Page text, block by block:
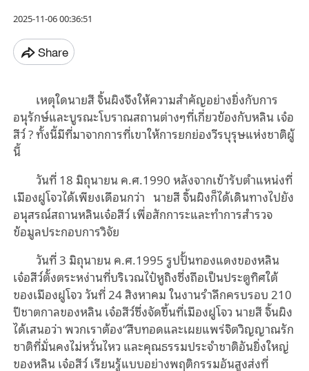
2025-11-06 00:36:51
Share
เหตุใดนายสี จิ้นผิงจึงให้ความสำคัญอย่างยิ่งกับการ
อนุรักษ์และบูรณะโบราณสถานต่างๆที่เกี่ยวข้องกับหลิน เจ๋อ
สีว์ ? ทั้งนี้มีที่มาจากการที่เขาให้การยกย่องวีรบุรุษแห่งชาติผู้
นี้
วันที่ 18 มิถุนายน ค.ศ.1990 หลังจากเข้ารับตำแหน่งที่
เมืองฝูโจวได้เพียงเดือนกว่า นายสี จิ้นผิงก็ได้เดินทางไปยัง
อนุสรณ์สถานหลินเจ๋อสีว์ เพื่อสักการะและทำการสำรวจ
ข้อมูลประกอบการวิจัย
วันที่ 3 มิถุนายน ค.ศ.1995 รูปปั้นทองแดงของหลิน
เจ๋อสีว์ตั้งตระหง่านที่บริเวณไป๋หูถิงซึ่งถือเป็นประตูทิศใต้
ของเมืองฝูโจว วันที่ 24 สิงหาคม ในงานรำลึกครบรอบ 210
ปีชาตกาลของหลิน เจ๋อสีว์ซึ่งจัดขึ้นที่เมืองฝูโจว นายสี จิ้นผิง
ได้เสนอว่า พวกเราต้อง“สืบทอดและเผยแพร่จิตวิญญาณรัก
ชาติที่มั่นคงไม่หวั่นไหว และคุณธรรมประจำชาติอันยิ่งใหญ่
ของหลิน เจ๋อสีว์ เรียนรู้แบบอย่างพฤติกรรมอันสูงส่งที่